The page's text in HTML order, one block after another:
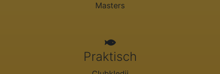
Masters
Praktisch